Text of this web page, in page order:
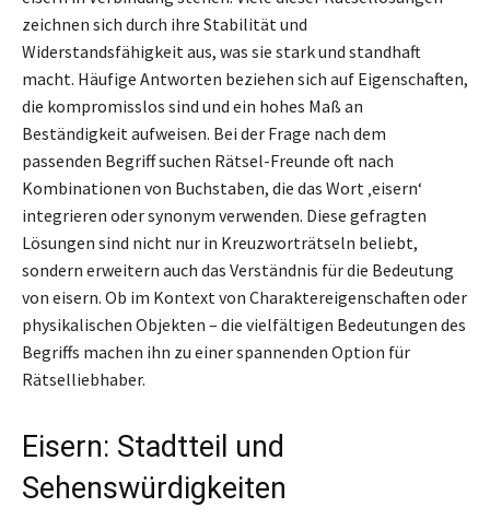
zeichnen sich durch ihre Stabilität und
Widerstandsfähigkeit aus, was sie stark und standhaft
macht. Häufige Antworten beziehen sich auf Eigenschaften,
die kompromisslos sind und ein hohes Maß an
Beständigkeit aufweisen. Bei der Frage nach dem
passenden Begriff suchen Rätsel-Freunde oft nach
Kombinationen von Buchstaben, die das Wort ‚eisern‘
integrieren oder synonym verwenden. Diese gefragten
Lösungen sind nicht nur in Kreuzworträtseln beliebt,
sondern erweitern auch das Verständnis für die Bedeutung
von eisern. Ob im Kontext von Charaktereigenschaften oder
physikalischen Objekten – die vielfältigen Bedeutungen des
Begriffs machen ihn zu einer spannenden Option für
Rätselliebhaber.
Eisern: Stadtteil und
Sehenswürdigkeiten